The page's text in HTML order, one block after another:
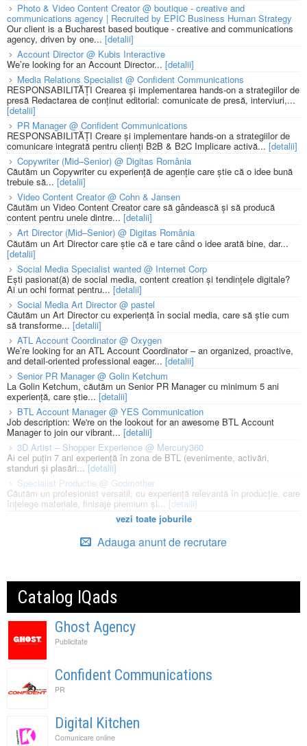
Photo & Video Content Creator @ boutique - creative and
communications agency | Recruited by EPIC Business Human Strategy
Our client is a Bucharest based boutique - creative and communications
agency, driven by one... [detalii]
Account Director @ Kubis Interactive
We’re looking for an Account Director... [detalii]
Media Relations Specialist @ Confident Communications
RESPONSABILITĂȚI Crearea și implementarea hands-on a strategiilor de
presă Redactarea de conținut editorial: comunicate de presă, interviuri,...
[detalii]
PR Manager @ Confident Communications
RESPONSABILITĂȚI Creare și implementare hands-on a strategiilor de
comunicare integrată pentru clienți B2B & B2C Implicare activă... [detalii]
Copywriter (Mid–Senior) @ Digitas România
Căutăm un Copywriter cu experiență de agenție care știe că o idee bună
trebuie să... [detalii]
Video Content Creator @ Cohn & Jansen
Căutăm un Video Content Creator care să gândească și să producă
content pentru unele dintre... [detalii]
Art Director (Mid–Senior) @ Digitas România
Căutăm un Art Director care știe că e tare când o idee arată bine, dar...
[detalii]
Social Media Specialist wanted @ Internet Corp
Ești pasionat(ă) de social media, content creation și tendințele digitale?
Ai un ochi format pentru... [detalii]
Social Media Art Director @ pastel
Căutăm un Art Director cu experiență în social media, care să știe cum
să transforme... [detalii]
ATL Account Coordinator @ Oxygen
We’re looking for an ATL Account Coordinator – an organized, proactive,
and detail-oriented professional eager... [detalii]
Senior PR Manager @ Golin Ketchum
La Golin Ketchum, căutăm un Senior PR Manager cu minimum 5 ani
experiență, care știe... [detalii]
BTL Account Manager @ YES Communication
Job description: We're on the lookout for an awesome BTL Account
Manager to join our vibrant... [detalii]
3D Artist – Shopper Experience @ Mercury360
Ai cel puțin 7 ani experiență în zona de BTL (evenimente, activări,
standuri și plasări...[detalii]
Specialist Productie @ Godmother
Căutăm un profesionist versatil, cu experiență relevantă în producție, care
înțelege materiale, finisaje premium și... [detalii]
vezi toate joburile
Adauga anunt de recrutare
Catalog IQads
Ghost Agency
Publicitate
Confident Communications
PR
Digital Kitchen
Comunicare online